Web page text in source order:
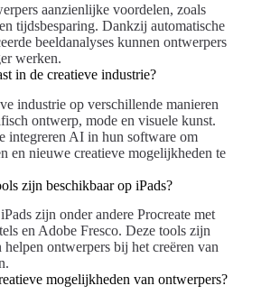
aanzienlijke voordelen, zoals
tijdsbesparing. Dankzij automatische
beeldanalyses kunnen ontwerpers
werken.
in de creatieve industrie?
industrie op verschillende manieren
ontwerp, mode en visuele kunst.
integreren AI in hun software om
en nieuwe creatieve mogelijkheden te
zijn beschikbaar op iPads?
zijn onder andere Procreate met
en Adobe Fresco. Deze tools zijn
ontwerpers bij het creëren van
mogelijkheden van ontwerpers?